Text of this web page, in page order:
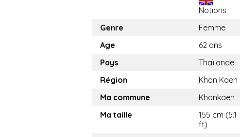
Notions
Genre
Femme
Age
62 ans
Pays
Thaïlande
Région
Khon Kaen
Ma commune
Khonkaen
Ma taille
155 cm (5.1
ft)